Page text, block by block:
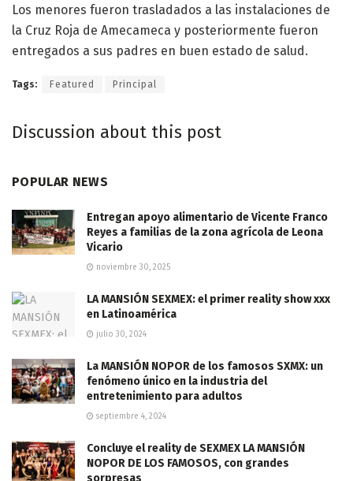
Los menores fueron trasladados a las instalaciones de
la Cruz Roja de Amecameca y posteriormente fueron
entregados a sus padres en buen estado de salud.
Tags: Featured Principal
Discussion about this post
POPULAR NEWS
Entregan apoyo alimentario de Vicente Franco
Reyes a familias de la zona agrícola de Leona
Vicario
noviembre 30, 2025
LA MANSIÓN SEXMEX: el primer reality show xxx
en Latinoamérica
julio 30, 2024
La MANSIÓN NOPOR de los famosos SXMX: un
fenómeno único en la industria del
entretenimiento para adultos
septiembre 4, 2024
Concluye el reality de SEXMEX LA MANSIÓN
NOPOR DE LOS FAMOSOS, con grandes
sorpresas